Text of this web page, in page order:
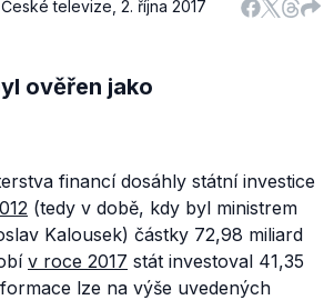
televize 2. října 2017
ověřen jako
financí dosáhly státní investice
(tedy v době, kdy byl ministrem
Kalousek) částky 72,98 miliard
v roce 2017 stát investoval 41,35
lze na výše uvedených